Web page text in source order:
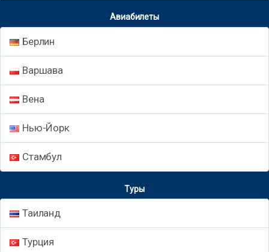
Авиабилеты
Берлин
Варшава
Вена
Нью-Йорк
Стамбул
Туры
Таиланд
Турция